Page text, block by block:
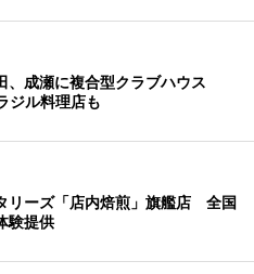
、成瀬に複合型クラブハウス
ジル料理店も
リーズ「店内焙煎」旗艦店 全国
験提供